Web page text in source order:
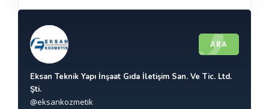
ARA
Eksan Teknik Yapı İnşaat Gıda İletişim San. Ve Tic. Ltd.
Şti.
@eksankozmetik